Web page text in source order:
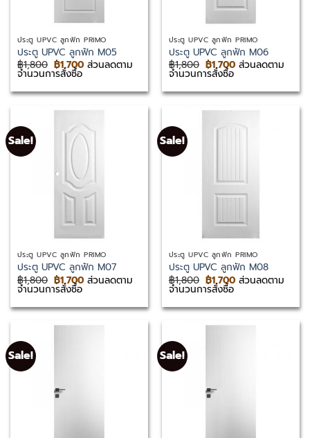
ประตู UPVC ลูกฟัก PRIMO
ประตู UPVC ลูกฟัก M05
฿1,800 Original
price
฿1,800.
฿1,700Current
฿1,700.
ส่วนลดตาม
จำนวนการสั่งซื้อ
ประตู UPVC ลูกฟัก PRIMO
ประตู UPVC ลูกฟัก M06
฿1,800 Original
price
฿1,800.
฿1,700Current
฿1,700.
ส่วนลดตาม
จำนวนการสั่งซื้อ
Sale!
ประตู UPVC ลูกฟัก PRIMO
ประตู UPVC ลูกฟัก M07
฿1,800 Original
price
was:
฿1,800.
฿1,700Current
price
฿1,700.
ส่วนลดตาม
จำนวนการสั่งซื้อ
Sale!
ประตู UPVC ลูกฟัก PRIMO
ประตู UPVC ลูกฟัก M08
฿1,800 Original
price
was:
฿1,800.
฿1,700Current
price
฿1,700.
ส่วนลดตาม
จำนวนการสั่งซื้อ
Sale! Sale!